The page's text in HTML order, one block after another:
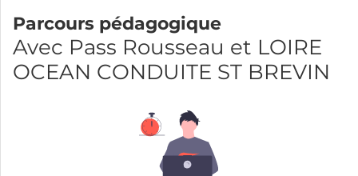
Parcours pédagogique
Avec Pass Rousseau et LOIRE
OCEAN CONDUITE ST BREVIN